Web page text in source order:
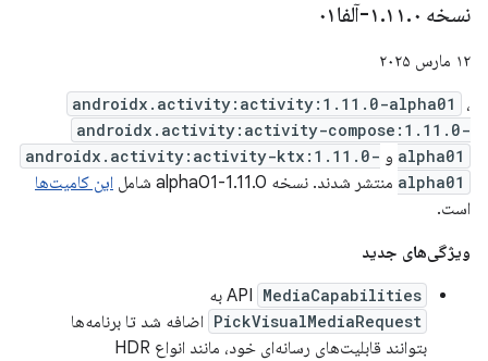
نسخه ۱ .۱۱.۰-آلفا۰۱
۱۲ مارس ۲۰۲۵
androidx.activity:activity:1.11.0-alpha01 ،
androidx.activity:activity-compose:1.11.0-
alpha01 و androidx.activity:activity-ktx:1.11.0-
alpha01 منتشر شدند. نسخه 1.11.0-alpha01 شامل
این کامیت‌ها
است.
ویژگی‌های جدید
API MediaCapabilities به
PickVisualMediaRequest اضافه شد تا برنامه‌ها
بتوانند قابلیت‌های رسانه‌ای خود، مانند انواع HDR